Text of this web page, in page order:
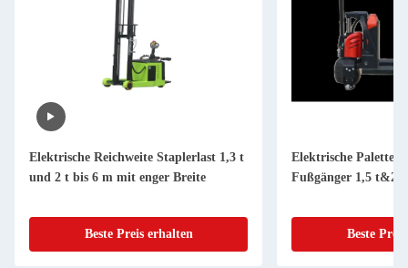
Elektrische Reichweite Staplerlast 1,3 t
und 2 t bis 6 m mit enger Breite
Beste Preis erhalten
Elektrische
Fußgänger 1,5 t&2 t
Beste